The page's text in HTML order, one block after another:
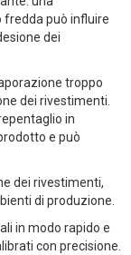
può influire
dei
troppo
dei rivestimenti.
in
e può
dei rivestimenti,
di produzione.
in modo rapido e
con precisione.